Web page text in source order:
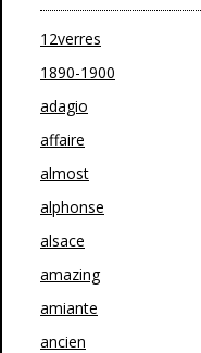
12verres
1890-1900
adagio
affaire
almost
alphonse
alsace
amazing
amiante
ancien